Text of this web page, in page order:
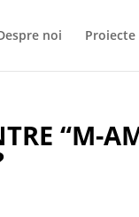
noi Proiecte
“M-